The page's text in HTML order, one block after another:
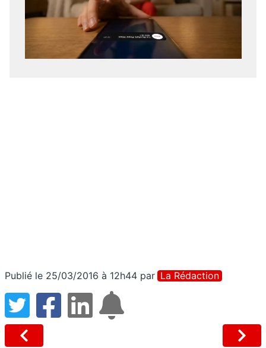
Publié le 25/03/2016 à 12h44 par La Rédaction